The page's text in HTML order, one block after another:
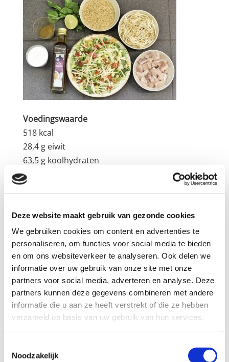
Deze website maakt gebruik van gezonde cookies
We gebruiken cookies om content en advertenties te
personaliseren, om functies voor social media te bieden
en om ons websiteverkeer te analyseren. Ook delen we
informatie over uw gebruik van onze site met onze
partners voor social media, adverteren en analyse. Deze
partners kunnen deze gegevens combineren met andere
informatie die u aan ze heeft verstrekt of die ze hebben
verzameld op basis van uw gebruik van hun services.
Noodzakelijk
Voedingswaarde
518 kcal
28,4 g eiwit
63,5 g koolhydraten
15,8 g vet
9,6 g vezels
Reactie verzenden
Je e-mailadres wordt niet gepubliceerd.
Vereiste velden zijn gemarkeerd met*